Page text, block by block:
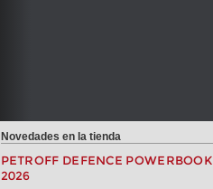
Novedades en la tienda
PETROFF DEFENCE POWERBOOK
2026